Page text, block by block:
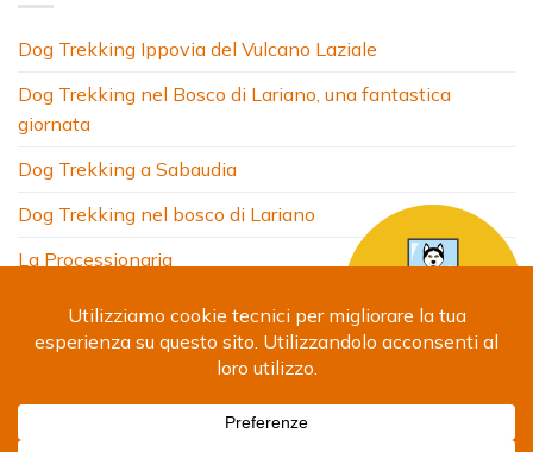
Dog Trekking Ippovia del Vulcano Laziale
Dog Trekking nel Bosco di Lariano, una fantastica
giornata
Dog Trekking a Sabaudia
Dog Trekking nel bosco di Lariano
La Processionaria
COSA FACCIO
SITI AMICI
CONTATTI